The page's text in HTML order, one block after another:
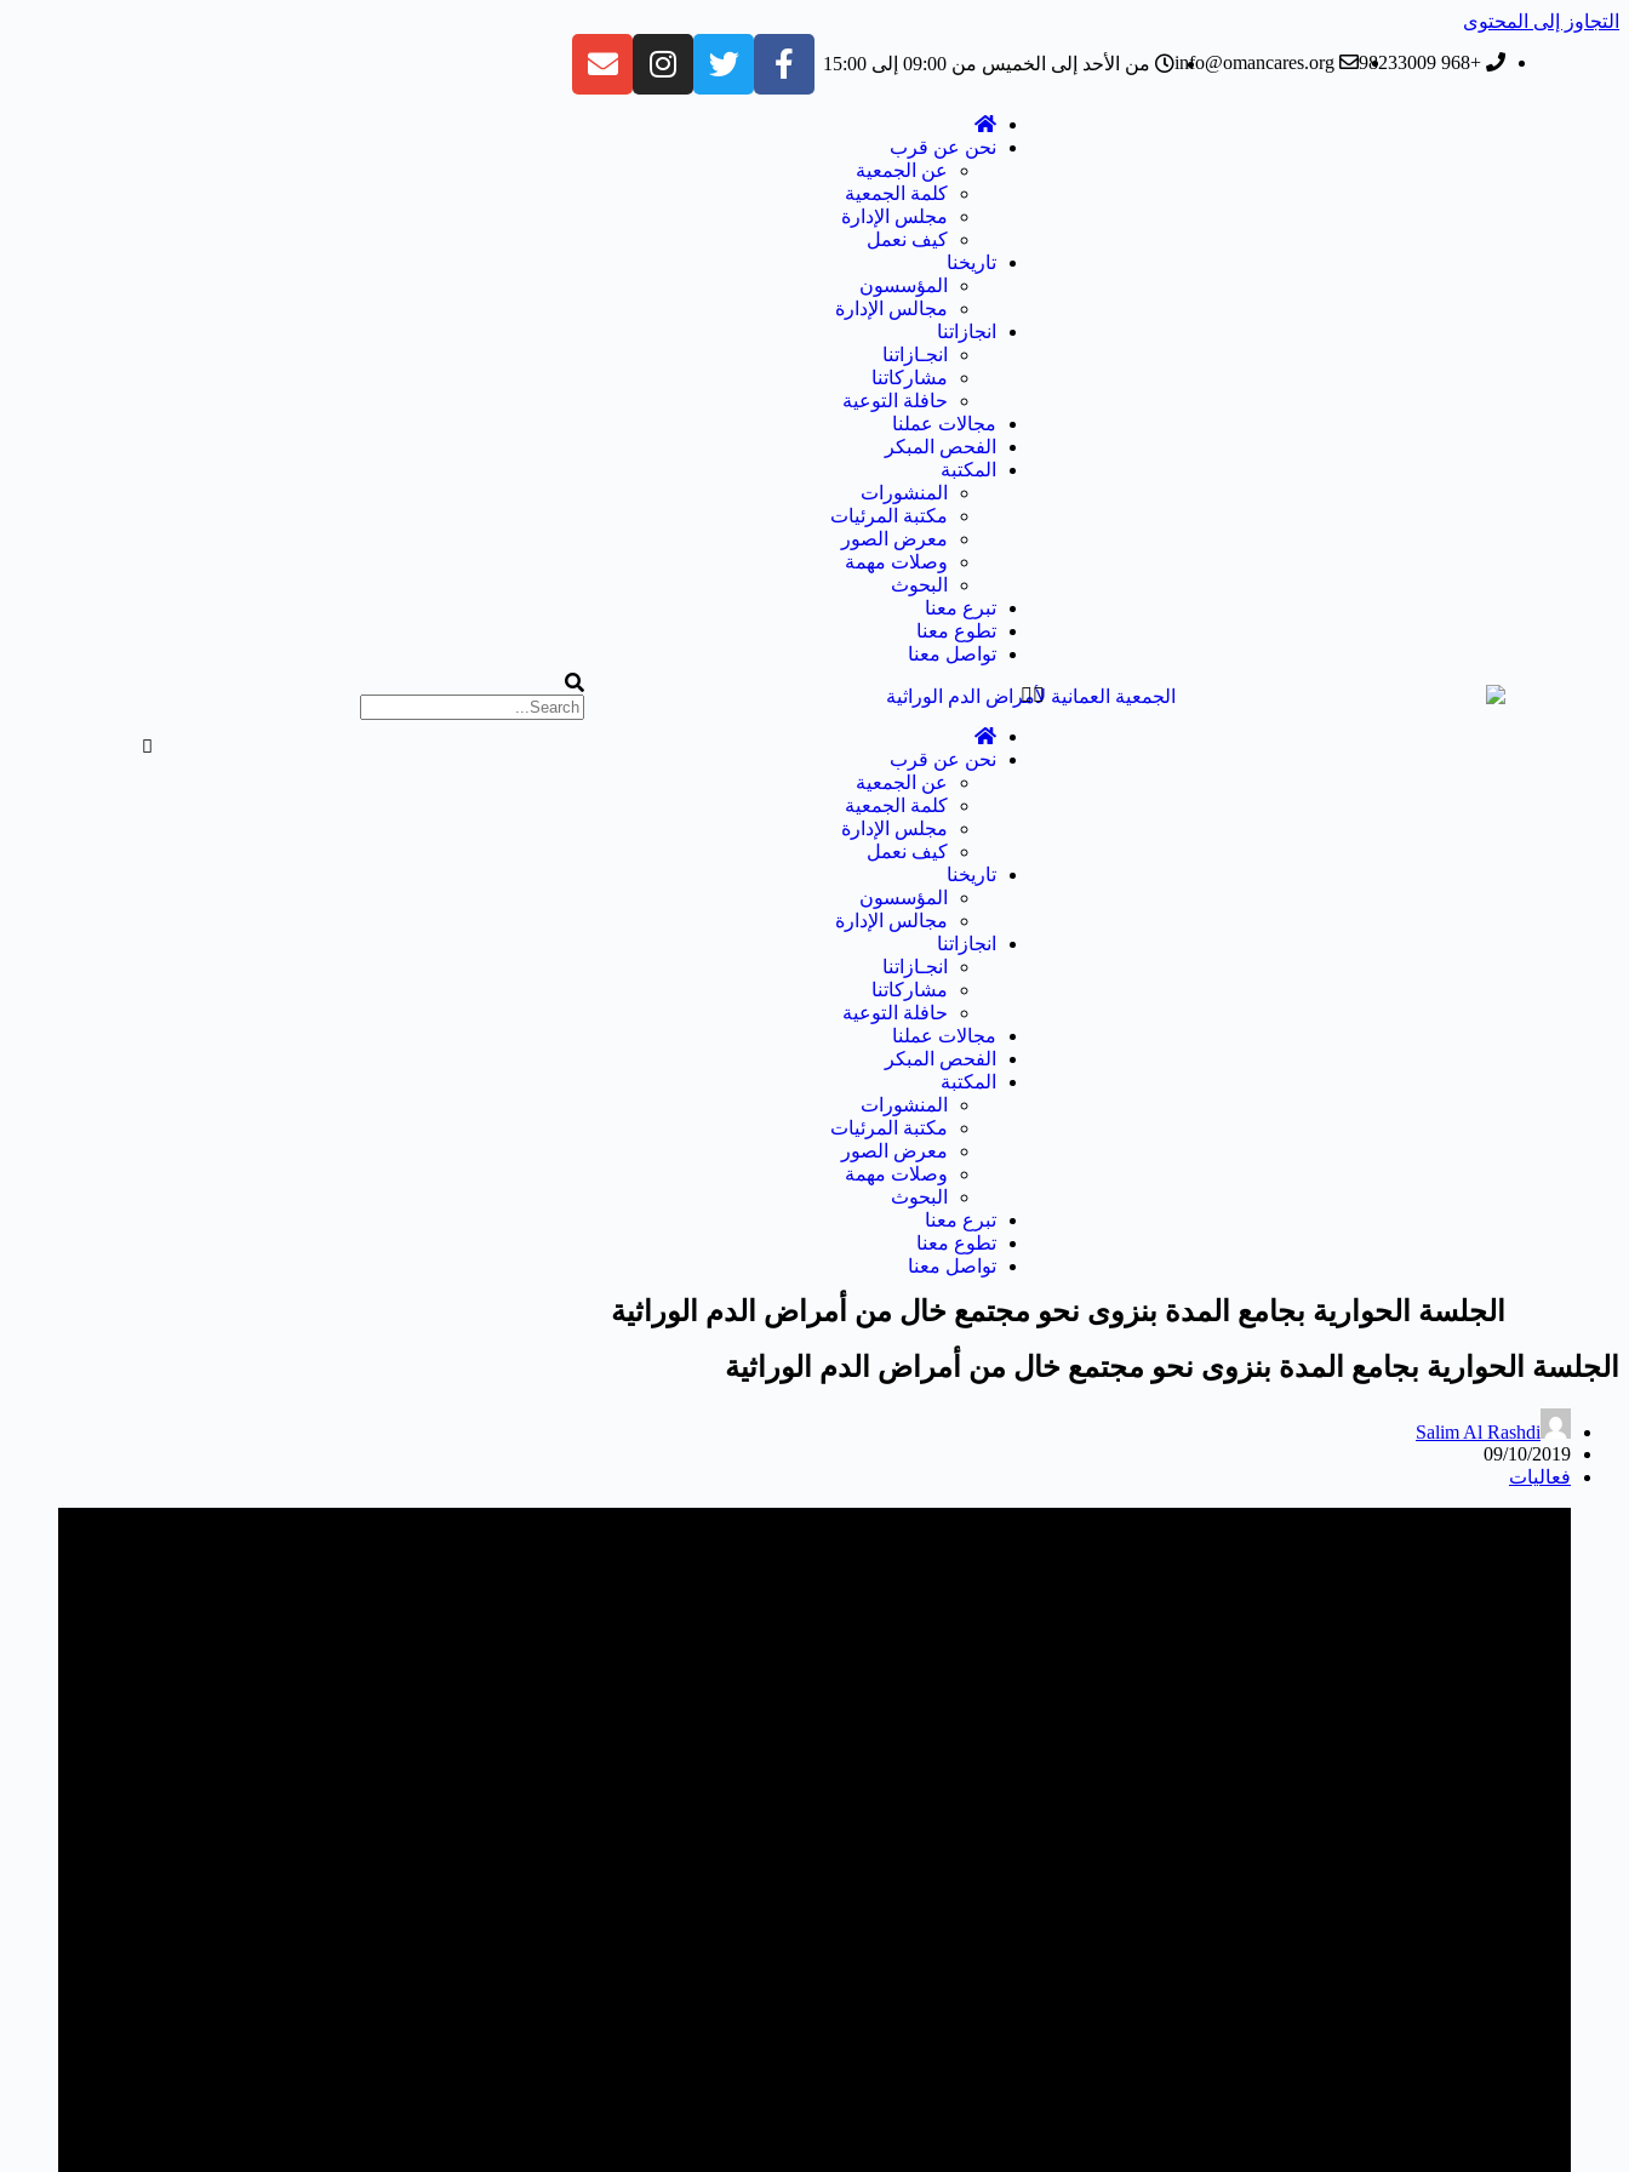
التجاوز إلى المحتوى
+968 98233009
info@omancares.org من الأحد إلى الخميس من 09:00 إلى 15:00
نحن عن قرب
عن الجمعية
كلمة الجمعية
مجلس الإدارة
كيف نعمل
تاريخنا
المؤسسون
مجالس الإدارة
انجازاتنا
انجـازاتنا
مشاركاتنا
حافلة التوعية
مجالات عملنا
الفحص المبكر
المكتبة
المنشورات
مكتبة المرئيات
معرض الصور
وصلات مهمة
البحوث
تبرع معنا
تطوع معنا
تواصل معنا
نحن عن قرب
عن الجمعية
كلمة الجمعية
مجلس الإدارة
كيف نعمل
تاريخنا
المؤسسون
مجالس الإدارة
انجازاتنا
انجـازاتنا
مشاركاتنا
حافلة التوعية
مجالات عملنا
الفحص المبكر
المكتبة
المنشورات
مكتبة المرئيات
معرض الصور
وصلات مهمة
البحوث
تبرع معنا
تطوع معنا
تواصل معنا
الجلسة الحوارية بجامع المدة بنزوى نحو مجتمع خال من أمراض الدم الوراثية
الجلسة الحوارية بجامع المدة بنزوى نحو مجتمع خال من أمراض الدم الوراثية
Salim Al Rashdi
09/10/2019
فعاليات